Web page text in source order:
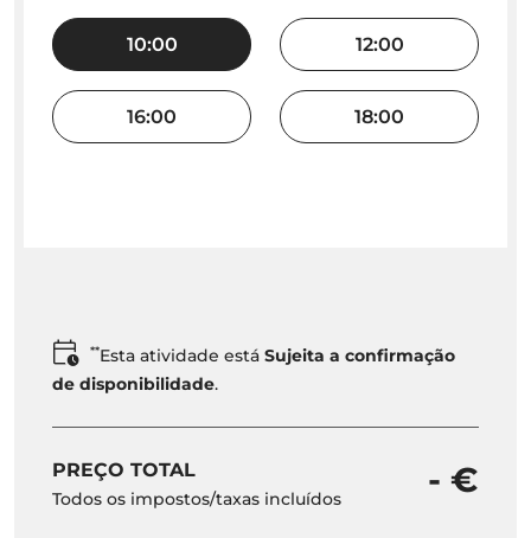
10:00 12:00
16:00 18:00
**Esta atividade está Sujeita a confirmação
de disponibilidade.
PREÇO TOTAL
Todos os impostos/taxas incluídos - €